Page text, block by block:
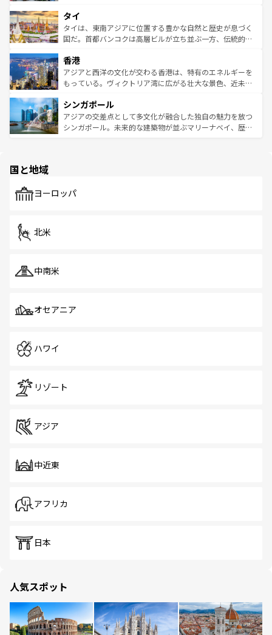
リティに包まれながら、韓国の多彩な魅力を心ゆくまで味
わってみてほしい。 なお、新着の韓国情報はコンテンツ一
覧を参照してほしい。
急速な発展と共に伝統が息づく。ハノイの古い町並みやホ
ーチミン市のフランス統治時代の建物も、独特の雰囲気を
醸し出している。また、バラエティの豊かさとおいしさで
とつ。フォーやバインミー、ベトナムコーヒーなどは、ぜ
ひ現地で味わいたい。どの地域を訪れてもあたたかい人々
が旅行者を迎えてくれるので、きっと忘れられない旅にな
参照してほしい。
タイ
タイは、東南アジアに位置する豊かな自然と歴史が息づく
国だ。首都バンコクは高層ビルが立ち並ぶ一方、伝統的な
の活気が交差している。北部ではチェンマイなどの山岳地
帯で自然と触れ合い、南部ではプーケットやクラビの美し
いビーチでリゾート気分を楽しむことができる。タイ料理
激する。気候は一年中温暖で、どの季節にも異なる楽しみ
が待っている。親しみやすいタイの人々、仏教を中心とし
た文化、そして多様な観光資源が、訪れる旅人を魅了し続
香港
アジアと西洋の文化が交わる香港は、特有のエネルギーを
もっている。ヴィクトリア湾に広がる壮大な景色、近未来
み、どこを訪れても感動するはず。観光スポットが密集し
ており、効率よく見どころを回れるのも魅力。息をのむよ
うな絶景から文化的な体験まで、香港を存分に楽しみ尽く
シンガポール
アジアの交差点として多文化が融合した独自の魅力を放つ
シンガポール。未来的な建築物が並ぶマリーナベイ、歴史
で、ホーカーズは地元の風情を楽しめる外せないスポット
国と地域
ヨーロッパ
北米
中南米
オセアニア
ハワイ
リゾート
アジア
中近東
アフリカ
日本
人気スポット